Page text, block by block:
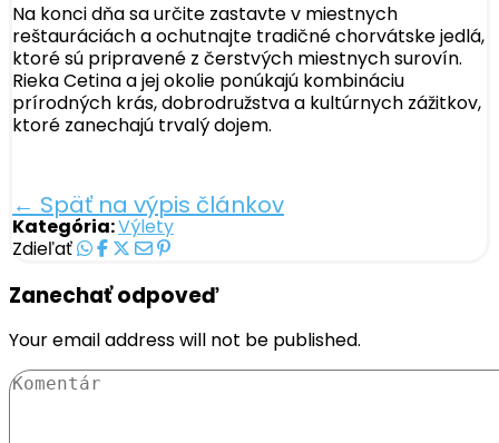
Na konci dňa sa určite zastavte v miestnych
reštauráciách a ochutnajte tradičné chorvátske jedlá,
ktoré sú pripravené z čerstvých miestnych surovín.
Rieka Cetina a jej okolie ponúkajú kombináciu
prírodných krás, dobrodružstva a kultúrnych zážitkov,
ktoré zanechajú trvalý dojem.
← Späť na výpis článkov
Kategória:Výlety
Zdieľať
Zanechať odpoveď
Your email address will not be published.